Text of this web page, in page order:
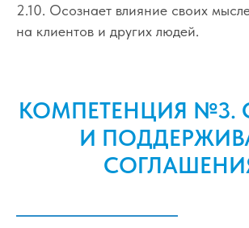
2.10. Осознает влияние своих
на клиентов и других людей.
КОМПЕТЕНЦИЯ №3.
И